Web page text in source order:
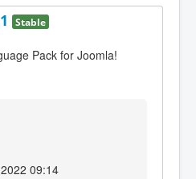
Stable
Pack for Joomla!
09:14